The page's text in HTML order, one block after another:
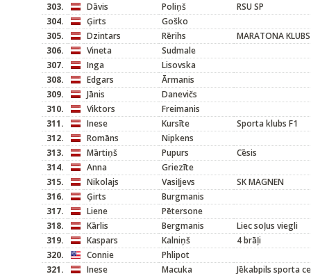
303.
Dāvis Poliņš
RSU SP
304.
Ģirts
Goško
305.
Dzintars Rērihs
MARATONA KLUBS
306.
Vineta
Sudmale
307.
Inga
Lisovska
308.
Edgars
Ārmanis
309.
Jānis
Danevičs
310.
Viktors
Freimanis
311.
Inese Kursīte
Sporta klubs F1
312.
Romāns
Nipkens
313.
Mārtiņš Pupurs
Cēsis
314.
Anna
Griezīte
315.
Nikolajs Vasiļjevs
SK MAGNEN
316.
Ģirts
Burgmanis
317.
Liene
Pētersone
318.
Kārlis Bergmanis
Liec soļus viegli
319.
Kaspars Kalniņš
4 brāļi
320.
Connie
Phlipot
321.
Inese Macuka Jēkabpils sporta